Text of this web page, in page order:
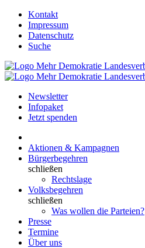
Kontakt
Impressum
Datenschutz
Suche
Newsletter
Infopaket
Jetzt spenden
Aktionen & Kampagnen
Bürgerbegehren
schließen
Rechtslage
Volksbegehren
schließen
Was wollen die Parteien?
Presse
Termine
Über uns